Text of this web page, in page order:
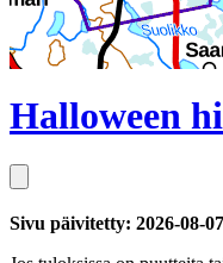
Halloween
Sivu päivitetty: 2026-08-